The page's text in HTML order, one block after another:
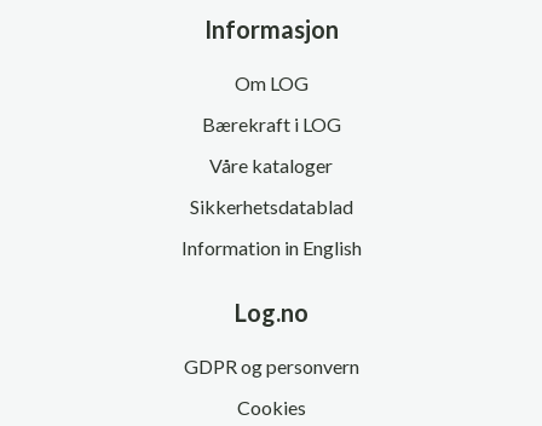
Informasjon
Om LOG
Bærekraft i LOG
Våre kataloger
Sikkerhetsdatablad
Information in English
Log.no
GDPR og personvern
Cookies